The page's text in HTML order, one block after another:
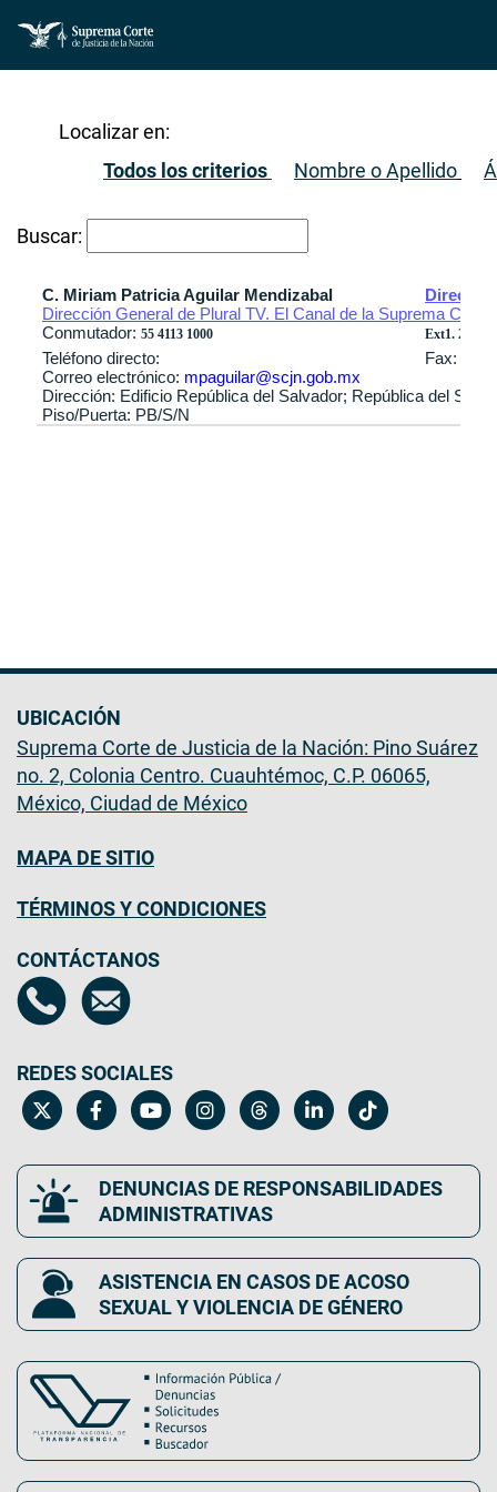
Localizar en:
Todos los criterios
Nombre o Apellido
Buscar:
C. Miriam Patricia Aguilar Mendizabal
Dirección General de Plural TV. El Canal de la Suprema
Conmutador: 55 4113 1000 Ext1. 2903 /
Teléfono directo:
Fax:
Correo electrónico: mpaguilar@scjn.gob.mx
Dirección: Edificio República del Salvador; República del
Piso/Puerta: PB/S/N
UBICACIÓN
Suprema Corte de Justicia de la Nación: Pino Suárez
no. 2, Colonia Centro. Cuauhtémoc, C.P. 06065,
México, Ciudad de México
MAPA DE SITIO
TÉRMINOS Y CONDICIONES
CONTÁCTANOS
REDES SOCIALES
DENUNCIAS DE RESPONSABILIDADES
ADMINISTRATIVAS
ASISTENCIA EN CASOS DE ACOSO
SEXUAL Y VIOLENCIA DE GÉNERO